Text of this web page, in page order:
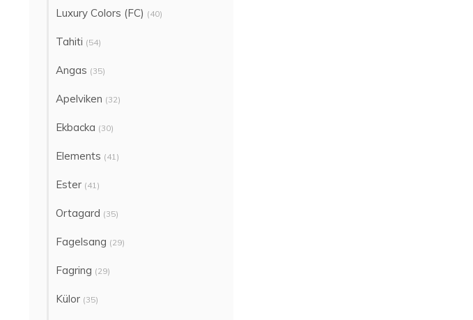
Luxury Colors (FC) (40)
Tahiti (54)
Angas (35)
Apelviken (32)
Ekbacka (30)
Elements (41)
Ester (41)
Ortagard (35)
Fagelsang (29)
Fagring (29)
Külor (35)